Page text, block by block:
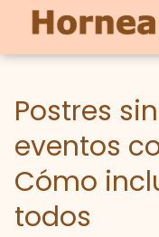
Postres
eventos
Cómo
todos